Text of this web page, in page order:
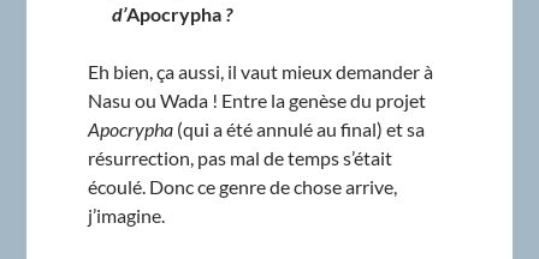
d’Apocrypha ?
Eh bien, ça aussi, il vaut mieux demander à
Nasu ou Wada ! Entre la genèse du projet
Apocrypha (qui a été annulé au final) et sa
résurrection, pas mal de temps s’était
écoulé. Donc ce genre de chose arrive,
j’imagine.